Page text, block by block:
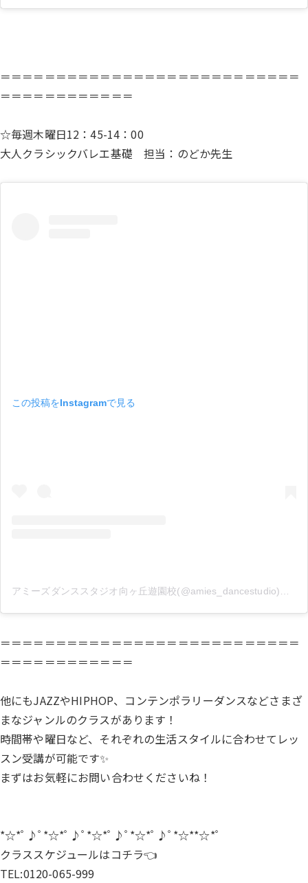
＝＝＝＝＝＝＝＝＝＝＝＝＝＝＝＝＝＝＝＝＝＝＝＝＝＝＝
＝＝＝＝＝＝＝＝＝＝＝＝
☆毎週木曜日12：45-14：00
大人クラシックバレエ基礎 担当：のどか先生
この投稿をInstagramで見る
＝＝＝＝＝＝＝＝＝＝＝＝＝＝＝＝＝＝＝＝＝＝＝＝＝＝＝
＝＝＝＝＝＝＝＝＝＝＝＝
他にもJAZZやHIPHOP、コンテンポラリーダンスなどさまざ
まなジャンルのクラスがあります！
時間帯や曜日など、それぞれの生活スタイルに合わせてレッ
スン受講が可能です✨
まずはお気軽にお問い合わせくださいね！
*☆*ﾟ♪ﾟ*☆*ﾟ♪ﾟ*☆*ﾟ♪ﾟ*☆*ﾟ♪ﾟ*☆**☆*ﾟ
クラススケジュールはコチラ👈
TEL:0120-065-999